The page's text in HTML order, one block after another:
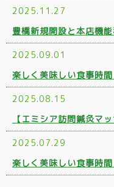
2025.11.27
豊橋新規開設と本店機
2025.09.01
楽しく美味しい食事時
2025.08.15
【エミシア訪問鍼灸マ
2025.07.29
楽しく美味しい食事時